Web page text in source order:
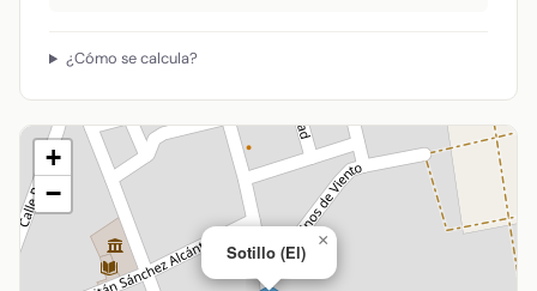
¿Cómo se calcula?
Sotillo (El)
×
+
−